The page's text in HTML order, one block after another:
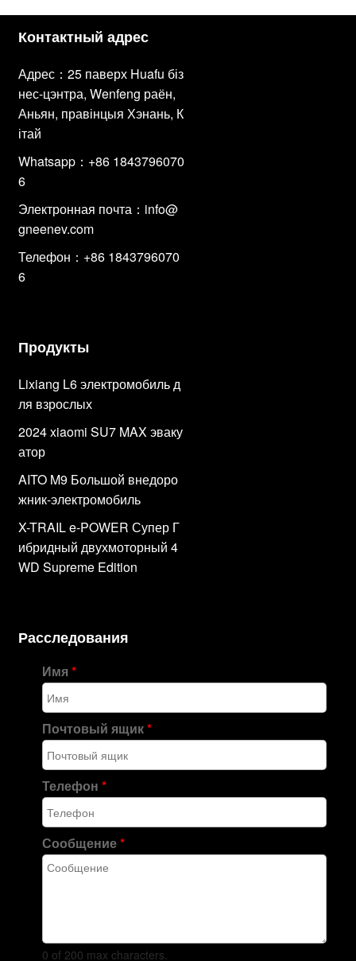
Контактный адрес
Адрес：25 паверх Huafu біз
нес-цэнтра, Wenfeng раён,
Аньян, правінцыя Хэнань, К
ітай
Whatsapp：+86 1843796070
6
Электронная почта： info@
gneenev.com
Телефон：+86 1843796070
6
Продукты
Lixiang L6 электромобиль д
ля взрослых
2024 xiaomi SU7 MAX эваку
атор
AITO M9 Большой внедоро
жник-электромобиль
X-TRAIL e-POWER Супер Г
ибридный двухмоторный 4
WD Supreme Edition
Расследования
Имя*
Почтовый ящик*
Телефон*
Сообщение*
0 of 200 max characters.